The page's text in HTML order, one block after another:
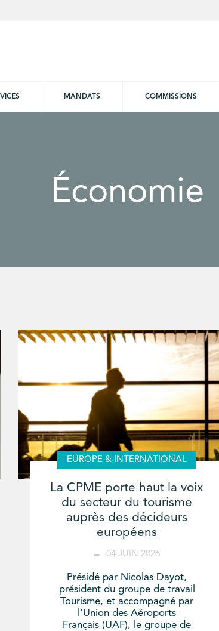
MANDATS COMMISSIONS
Économie
EUROPE & INTERNATIONAL
La CPME porte haut la voix
du secteur du tourisme
auprès des décideurs
européens
04 JUIN 2026
Présidé par Nicolas Dayot,
président du groupe de travail
Tourisme, et accompagné par
l’Union des Aéroports
Français (UAF), le groupe de